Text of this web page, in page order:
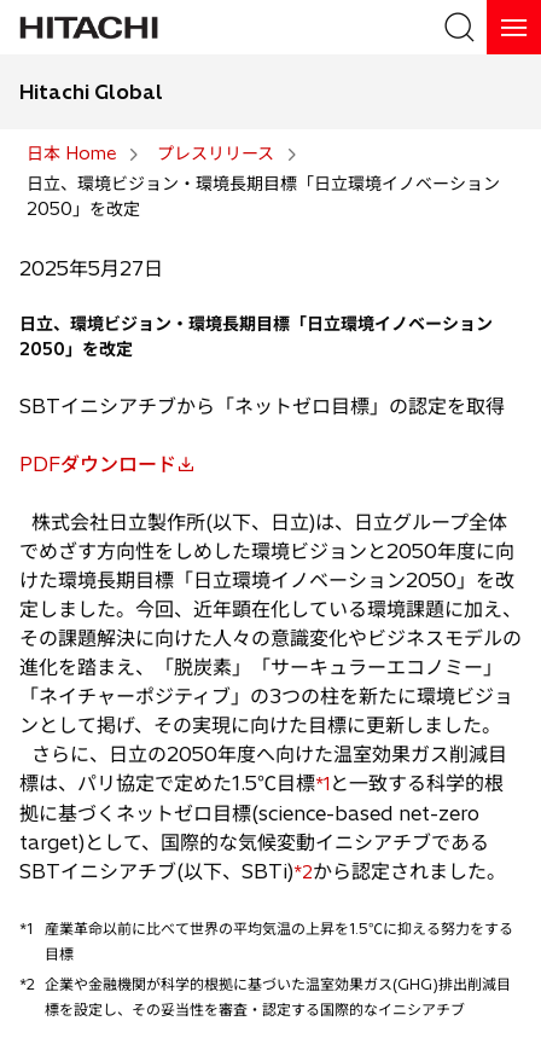
検索
Hitachi Global
日本 Home
プレスリリース
日立、環境ビジョン・環境長期目標「日立環境イノベーション
2050」を改定
2025年5月27日
日立、環境ビジョン・環境長期目標「日立環境イノベーション
2050」を改定
SBTイニシアチブから「ネットゼロ目標」の認定を取得
PDFダウンロード
新
い
タ
ブ
で
開
く
株式会社日立製作所(以下、日立)は、日立グループ全体
でめざす方向性をしめした環境ビジョンと2050年度に向
けた環境長期目標「日立環境イノベーション2050」を改
定しました。今回、近年顕在化している環境課題に加え、
その課題解決に向けた人々の意識変化やビジネスモデルの
進化を踏まえ、「脱炭素」「サーキュラーエコノミー」
「ネイチャーポジティブ」の3つの柱を新たに環境ビジョ
ンとして掲げ、その実現に向けた目標に更新しました。
さらに、日立の2050年度へ向けた温室効果ガス削減目
標は、パリ協定で定めた1.5℃目標*1 と一致する科学的根
拠に基づくネットゼロ目標(science-based net-zero
target)として、国際的な気候変動イニシアチブである
SBTイニシアチブ(以下、SBTi)*2から認定されました。
*1
産業革命以前に比べて世界の平均気温の上昇を1.5℃に抑える努力をする
目標
*2 企業や金融機関が科学的根拠に基づいた温室効果ガス(GHG)排出削減目
標を設定し、その妥当性を審査・認定する国際的なイニシアチブ